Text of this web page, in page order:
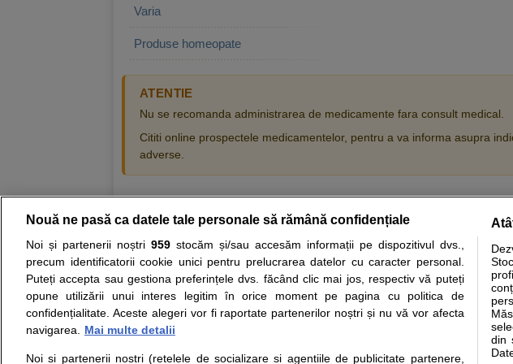
Varia
Produse homeopate
ATENTIE
Nu se recomanda administrarea de medicamente fara consult medical.
Cititi online prospectele medicamentelor, pentru a va informa asupra
adverse.
Resurse: Autoevaluare simptome Interpretare analize Specialitati
Opiniile avizate ale medicilor, sfaturile si orice alte informatii despre sanatate
nici diagnosticul stabilit in urma investigatiilor si analizelor medicale. Va sfatuim, ca
ii punem la dispozitie pentru programare in sistemul de programari la medic
Drepturile
Nouă ne pasă ca datele tale personale să rămână confidențiale
Noi și partenerii noștri 959stocăm și/sau accesăm informații pe dispozitivul dvs.,
precum identificatorii cookie unici pentru prelucrarea datelor cu caracter personal.
Puteți accepta sau gestiona preferințele dvs. făcând clic mai jos, respectiv vă puteți
opune utilizării unui interes legitim în orice moment pe pagina cu politica de
confidențialitate. Aceste alegeri vor fi raportate partenerilor noștri și nu vă vor afecta
navigarea.
Mai multe detalii
Noi si partenerii nostri (retelele de socializare si agentiile de publicitate partenere,
din